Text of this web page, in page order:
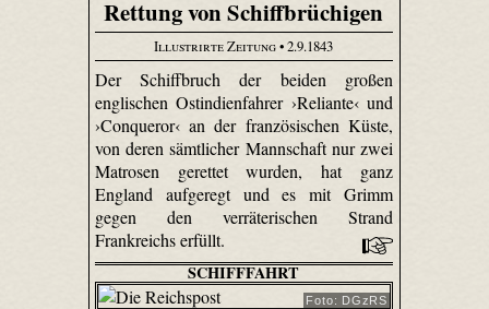
Rettung von Schiffbrüchigen
Illustrirte Zeitung• 2.9.1843
Der Schiffbruch der beiden großen
englischen Ostindienfahrer ›Reliante‹ und
›Conqueror‹ an der französischen Küste,
von deren sämtlicher Mannschaft nur zwei
Matrosen gerettet wurden, hat ganz
England aufgeregt und es mit Grimm
gegen den verräterischen Strand
Frankreichs erfüllt.
SCHIFFFAHRT
Foto: DGzRS